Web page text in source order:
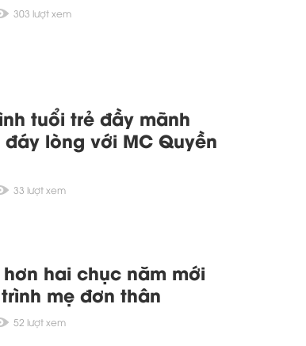
303 lượt xem
tuổi trẻ đầy mãnh
lòng với MC Quyền
33 lượt xem
hai chục năm mới
mẹ đơn thân
52 lượt xem